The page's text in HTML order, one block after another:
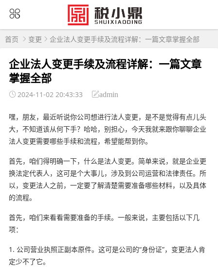
首页 变更 企业法人变更手续及流程详解：一篇文章掌握全部
企业法人变更手续及流程详解：一篇文章
掌握全部
2024-11-02 20:43:33 admin
嘿，朋友，最近听说你公司想进行法人变更，是不是觉得有点儿头
大，不知道该从何下手？哈哈，别担心，今天我就来跟你聊聊企业
法人变更需要哪些手续和流程，希望能帮到你。
首先，咱们得明确一下，什么是法人变更。简单来说，就是企业更
换法定代表人，这可是个大事儿，涉及到公司运营和法律责任。所
以，变更法人之前，一定要了解清楚需要准备哪些材料，以及具体
的流程。
首先，咱们来看看需要准备的手续。一般来说，主要包括以下几
项：
1. 公司营业执照正副本原件。这可是公司的“身份证”，变更法人肯
定少不了它。